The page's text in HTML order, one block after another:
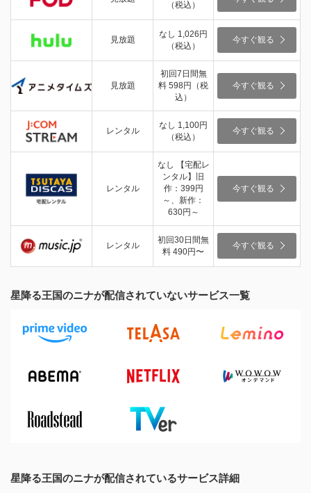
（税込）
見放題
なし 1,026円
（税込）
今すぐ観る
見放題
初回7日間無
料 598円（税
込）
今すぐ観る
レンタル
なし 1,100円
（税込）
今すぐ観る
レンタル
なし 【宅配レ
ンタル】旧
作：399円
～、新作：
630円～
今すぐ観る
レンタル
初回30日間無
料 490円〜
今すぐ観る
星降る王国のニナが配信されていないサービス一覧
星降る王国のニナが配信されているサービス詳細